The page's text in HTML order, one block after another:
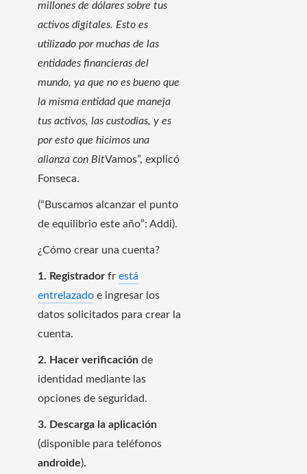
millones de dólares sobre tus
activos digitales. Esto es
utilizado por muchas de las
entidades financieras del
mundo, ya que no es bueno que
la misma entidad que maneja
tus activos, las custodias, y es
por esto que hicimos una
alianza con BitVamos”, explicó
Fonseca.
(“Buscamos alcanzar el punto
de equilibrio este año”: Addi).
¿Cómo crear una cuenta?
1. Registrador fr está
entrelazado e ingresar los
datos solicitados para crear la
cuenta.
2. Hacer verificación de
identidad mediante las
opciones de seguridad.
3. Descarga la aplicación
(disponible para teléfonos
androide).